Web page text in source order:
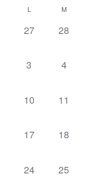
date.
Calendrier
de
L M
0
27
0
28
0
3
0
4
0
10
0
11
0
17
0
18
0
24
0
25